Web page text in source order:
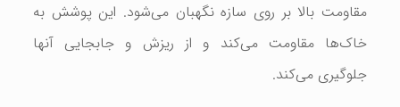
مقاومت بالا بر روی سازه نگهبان می‌شود. این پوشش به
خاک‌ها مقاومت می‌کند و از ریزش و جابجایی آنها
جلوگیری می‌کند.